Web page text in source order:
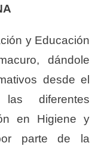
y Educación
dándole
desde el
diferentes
en Higiene y
parte de la